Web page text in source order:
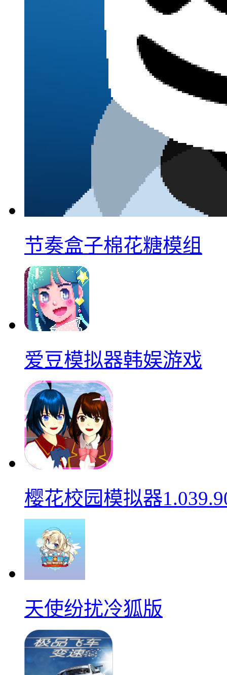
节奏盒子棉花糖模组
爱豆模拟器韩娱游戏
樱花校园模拟器
天使纷扰冷狐版